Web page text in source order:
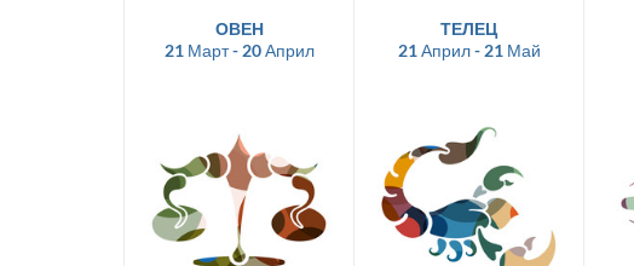
ОВЕН
21 Март - 20 Април
ТЕЛЕЦ
21 Април - 21 Май